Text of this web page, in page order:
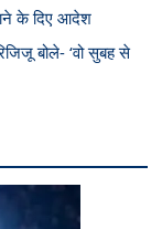
के दिए आदेश
बोले- ‘वो सुबह से